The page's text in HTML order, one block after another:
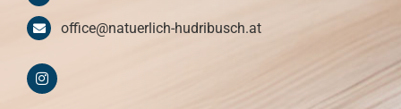
office@natuerlich-hudribusch.at